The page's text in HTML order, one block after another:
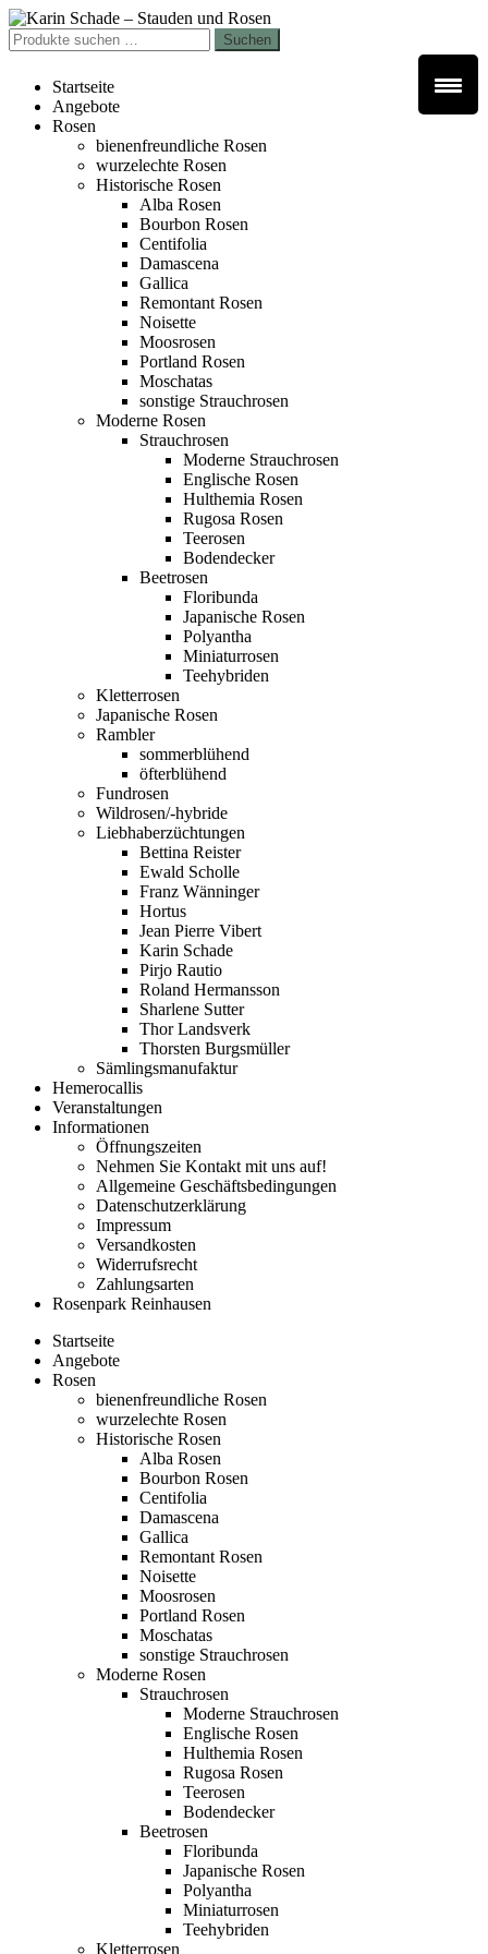
Zur
Navigation
springen
Zum
Inhalt
springen
Suchen
nach:
Suchen
Startseite
Angebote
Rosen
bienenfreundliche Rosen
wurzelechte Rosen
Historische Rosen
Alba Rosen
Bourbon Rosen
Centifolia
Damascena
Gallica
Remontant Rosen
Noisette
Moosrosen
Portland Rosen
Moschatas
sonstige Strauchrosen
Moderne Rosen
Strauchrosen
Moderne Strauchrosen
Englische Rosen
Hulthemia Rosen
Rugosa Rosen
Teerosen
Bodendecker
Beetrosen
Floribunda
Japanische Rosen
Polyantha
Miniaturrosen
Teehybriden
Kletterrosen
Japanische Rosen
Rambler
sommerblühend
öfterblühend
Fundrosen
Wildrosen/-hybride
Liebhaberzüchtungen
Bettina Reister
Ewald Scholle
Franz Wänninger
Hortus
Jean Pierre Vibert
Karin Schade
Pirjo Rautio
Roland Hermansson
Sharlene Sutter
Thor Landsverk
Thorsten Burgsmüller
Sämlingsmanufaktur
Hemerocallis
Veranstaltungen
Informationen
Öffnungszeiten
Nehmen Sie Kontakt mit uns auf!
Allgemeine Geschäftsbedingungen
Datenschutzerklärung
Impressum
Versandkosten
Widerrufsrecht
Zahlungsarten
Rosenpark Reinhausen
Startseite
Angebote
Rosen
bienenfreundliche Rosen
wurzelechte Rosen
Historische Rosen
Alba Rosen
Bourbon Rosen
Centifolia
Damascena
Gallica
Remontant Rosen
Noisette
Moosrosen
Portland Rosen
Moschatas
sonstige Strauchrosen
Moderne Rosen
Strauchrosen
Moderne Strauchrosen
Englische Rosen
Hulthemia Rosen
Rugosa Rosen
Teerosen
Bodendecker
Beetrosen
Floribunda
Japanische Rosen
Polyantha
Miniaturrosen
Teehybriden
Kletterrosen